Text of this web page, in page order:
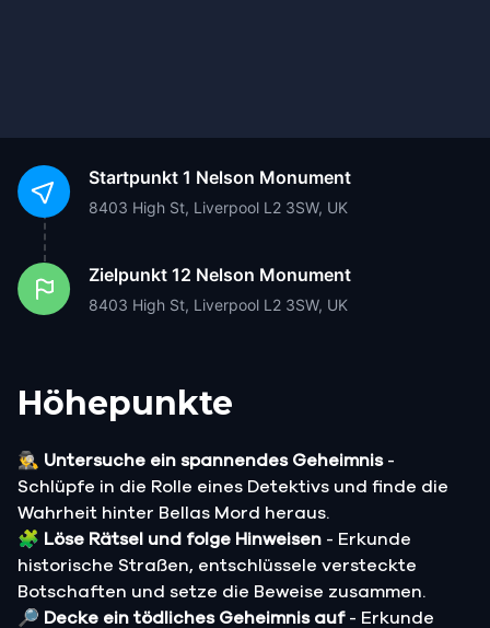
Startpunkt 1 Nelson Monument
8403 High St, Liverpool L2 3SW, UK
Zielpunkt 12 Nelson Monument
8403 High St, Liverpool L2 3SW, UK
Höhepunkte
🕵️‍♂️ Untersuche ein spannendes Geheimnis-
Schlüpfe in die Rolle eines Detektivs und finde die
Wahrheit hinter Bellas Mord heraus.
🧩 Löse Rätsel und folge Hinweisen - Erkunde
historische Straßen, entschlüssele versteckte
Botschaften und setze die Beweise zusammen.
🔎 Decke ein tödliches Geheimnis auf- Erkunde